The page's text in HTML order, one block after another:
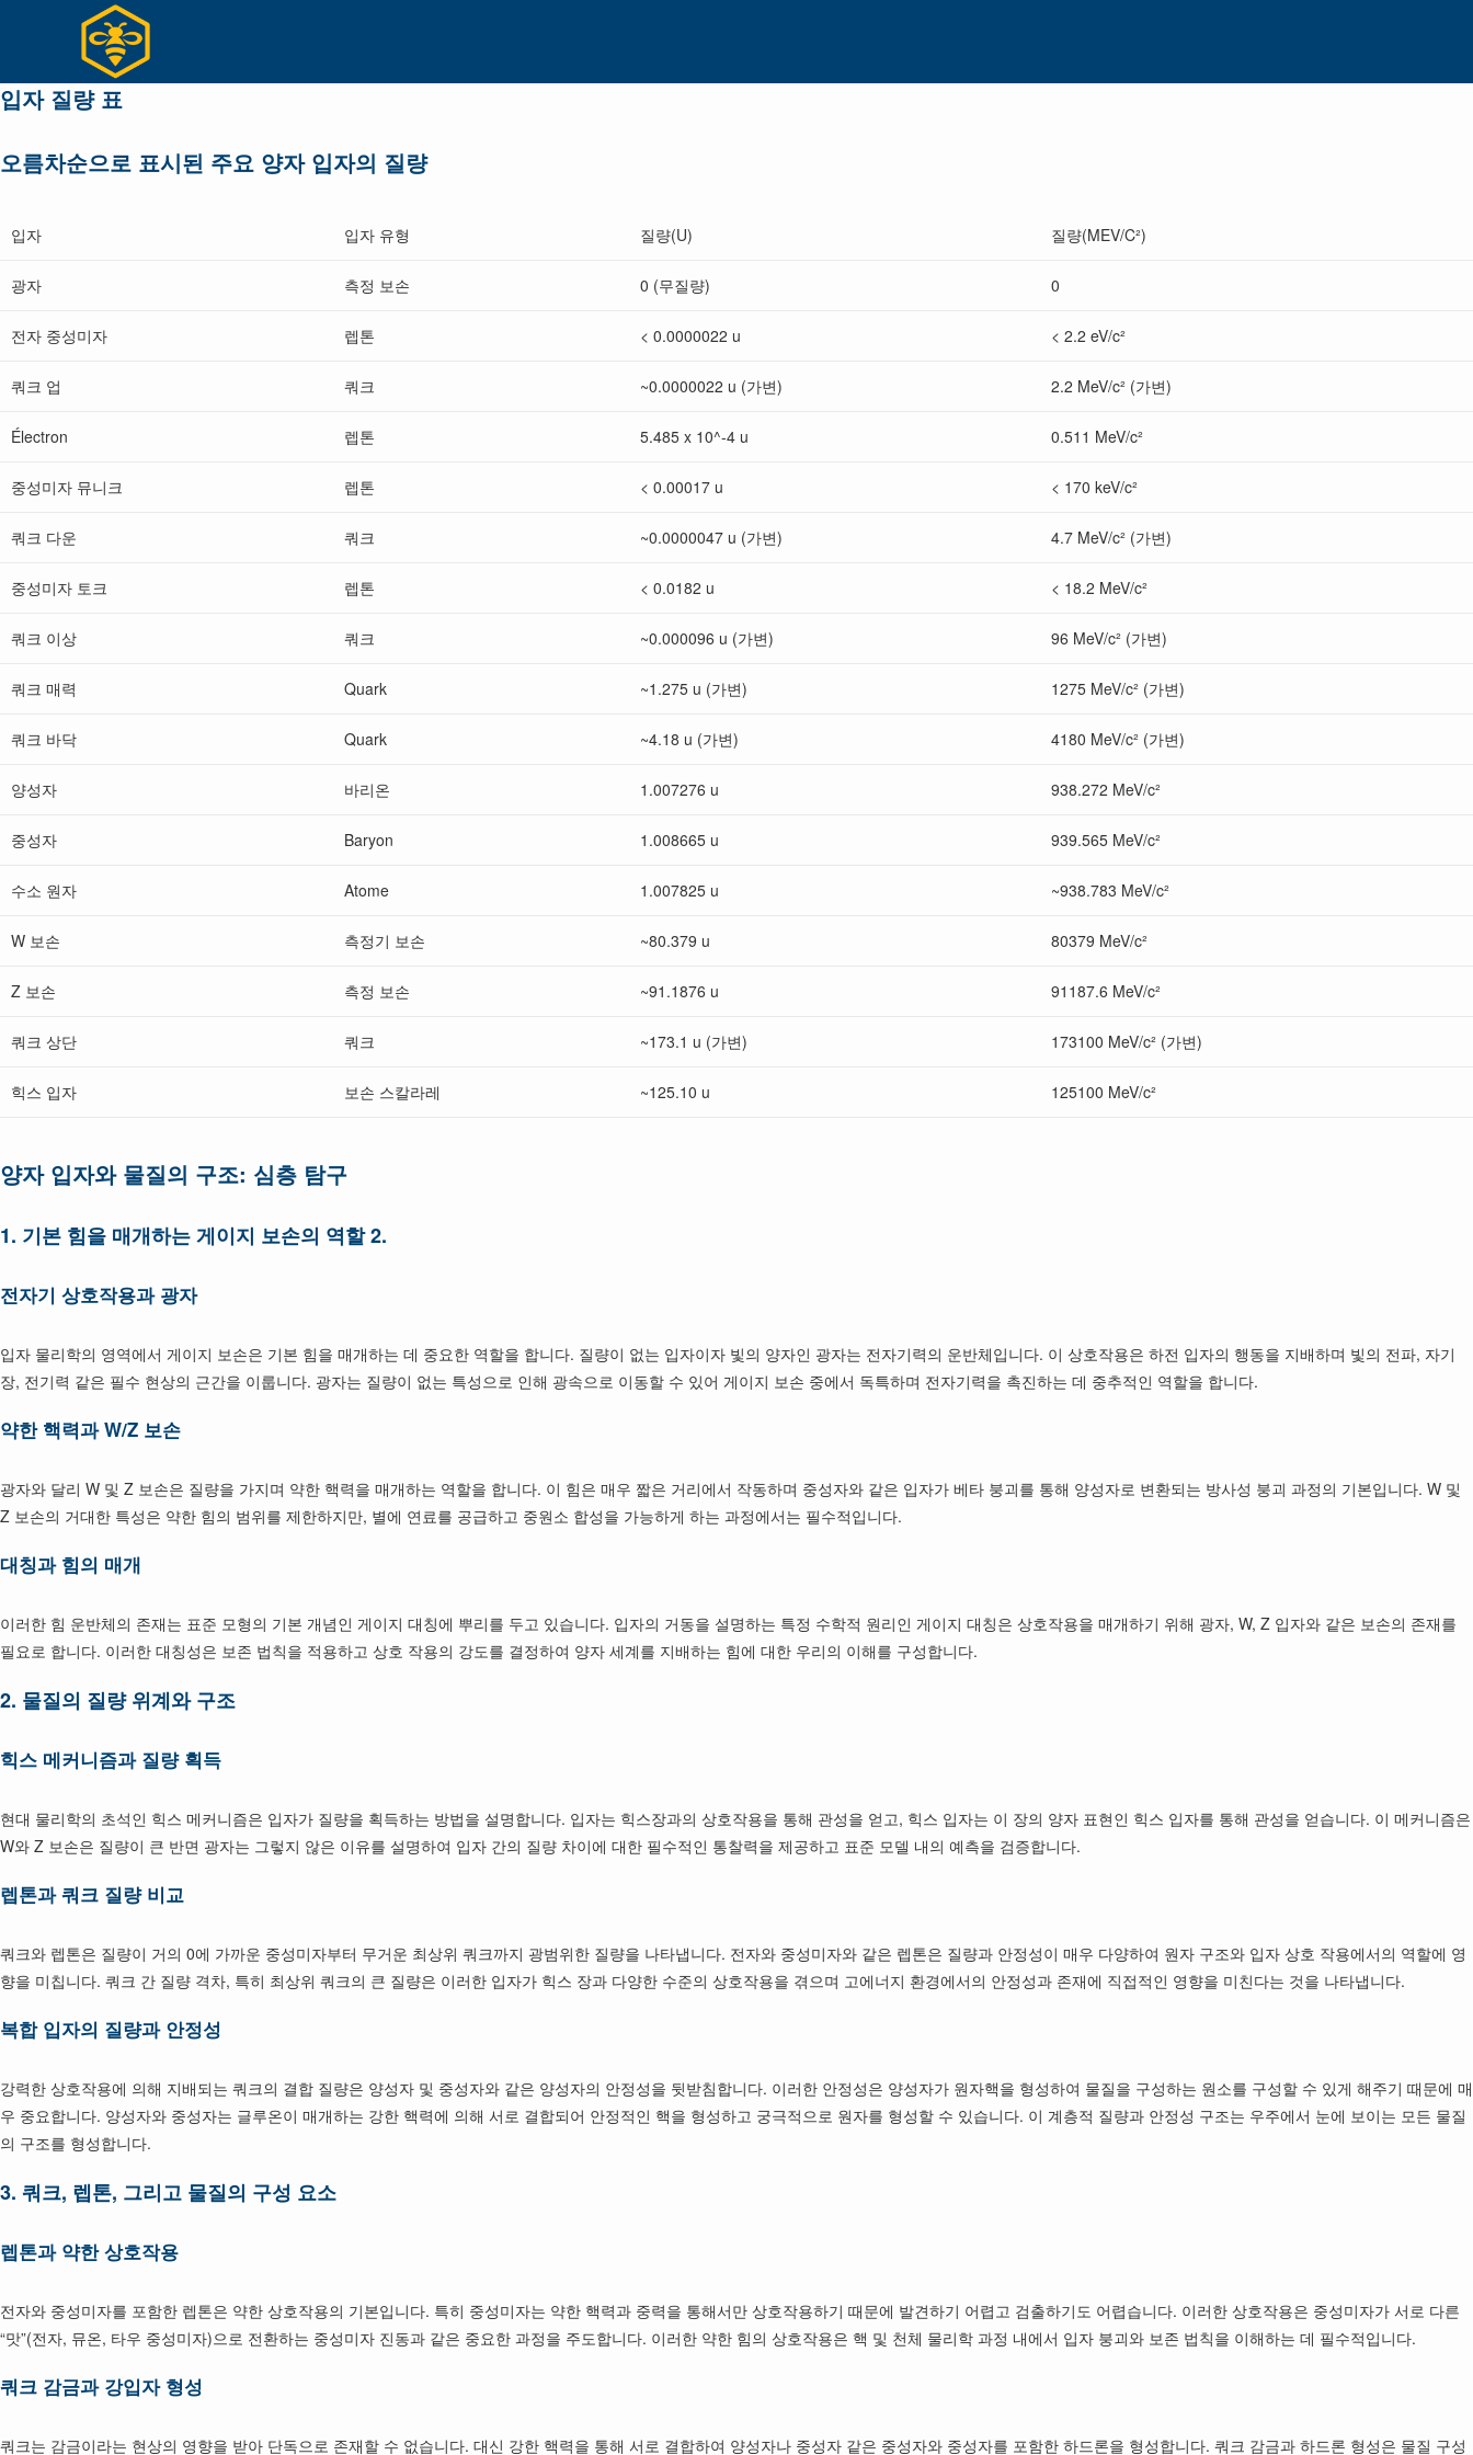
입자 질량 표
오름차순으로 표시된 주요 양자 입자의 질량
입자 입자 유형 질량(U) 질량(MEV/C²)
광자 측정 보손 0 (무질량) 0
전자 중성미자 렙톤 < 0.0000022 u < 2.2 eV/c²
쿼크 업 쿼크 ~0.0000022 u (가변) 2.2 MeV/c² (가변)
Électron 렙톤 5.485 x 10^-4 u 0.511 MeV/c²
중성미자 뮤니크 렙톤 < 0.00017 u < 170 keV/c²
쿼크 다운 쿼크 ~0.0000047 u (가변) 4.7 MeV/c² (가변)
중성미자 토크 렙톤 < 0.0182 u < 18.2 MeV/c²
쿼크 이상 쿼크 ~0.000096 u (가변) 96 MeV/c² (가변)
쿼크 매력 Quark ~1.275 u (가변) 1275 MeV/c² (가변)
쿼크 바닥 Quark ~4.18 u (가변) 4180 MeV/c² (가변)
양성자 바리온 1.007276 u 938.272 MeV/c²
중성자 Baryon 1.008665 u 939.565 MeV/c²
수소 원자 Atome 1.007825 u ~938.783 MeV/c²
W 보손 측정기 보손 ~80.379 u 80379 MeV/c²
Z 보손 측정 보손 ~91.1876 u 91187.6 MeV/c²
쿼크 상단 쿼크 ~173.1 u (가변) 173100 MeV/c² (가변)
힉스 입자 보손 스칼라레 ~125.10 u 125100 MeV/c²
양자 입자와 물질의 구조: 심층 탐구
1. 기본 힘을 매개하는 게이지 보손의 역할 2.
전자기 상호작용과 광자
입자 물리학의 영역에서 게이지 보손은 기본 힘을 매개하는 데 중요한 역할을 합니다. 질량이 없는 입자이자 빛의 양자인 광자는 전자기력의 운반체입니다. 이 상호작용은 하전 입자의 행동을 지배하며 빛의 전파, 자기
장, 전기력 같은 필수 현상의 근간을 이룹니다. 광자는 질량이 없는 특성으로 인해 광속으로 이동할 수 있어 게이지 보손 중에서 독특하며 전자기력을 촉진하는 데 중추적인 역할을 합니다.
약한 핵력과 W/Z 보손
광자와 달리 W 및 Z 보손은 질량을 가지며 약한 핵력을 매개하는 역할을 합니다. 이 힘은 매우 짧은 거리에서 작동하며 중성자와 같은 입자가 베타 붕괴를 통해 양성자로 변환되는 방사성 붕괴 과정의 기본입니다. W 및
Z 보손의 거대한 특성은 약한 힘의 범위를 제한하지만, 별에 연료를 공급하고 중원소 합성을 가능하게 하는 과정에서는 필수적입니다.
대칭과 힘의 매개
이러한 힘 운반체의 존재는 표준 모형의 기본 개념인 게이지 대칭에 뿌리를 두고 있습니다. 입자의 거동을 설명하는 특정 수학적 원리인 게이지 대칭은 상호작용을 매개하기 위해 광자, W, Z 입자와 같은 보손의 존재를
필요로 합니다. 이러한 대칭성은 보존 법칙을 적용하고 상호 작용의 강도를 결정하여 양자 세계를 지배하는 힘에 대한 우리의 이해를 구성합니다.
2. 물질의 질량 위계와 구조
힉스 메커니즘과 질량 획득
현대 물리학의 초석인 힉스 메커니즘은 입자가 질량을 획득하는 방법을 설명합니다. 입자는 힉스장과의 상호작용을 통해 관성을 얻고, 힉스 입자는 이 장의 양자 표현인 힉스 입자를 통해 관성을 얻습니다. 이 메커니즘은
W와 Z 보손은 질량이 큰 반면 광자는 그렇지 않은 이유를 설명하여 입자 간의 질량 차이에 대한 필수적인 통찰력을 제공하고 표준 모델 내의 예측을 검증합니다.
렙톤과 쿼크 질량 비교
쿼크와 렙톤은 질량이 거의 0에 가까운 중성미자부터 무거운 최상위 쿼크까지 광범위한 질량을 나타냅니다. 전자와 중성미자와 같은 렙톤은 질량과 안정성이 매우 다양하여 원자 구조와 입자 상호 작용에서의 역할에 영
향을 미칩니다. 쿼크 간 질량 격차, 특히 최상위 쿼크의 큰 질량은 이러한 입자가 힉스 장과 다양한 수준의 상호작용을 겪으며 고에너지 환경에서의 안정성과 존재에 직접적인 영향을 미친다는 것을 나타냅니다.
복합 입자의 질량과 안정성
강력한 상호작용에 의해 지배되는 쿼크의 결합 질량은 양성자 및 중성자와 같은 양성자의 안정성을 뒷받침합니다. 이러한 안정성은 양성자가 원자핵을 형성하여 물질을 구성하는 원소를 구성할 수 있게 해주기 때문에 매
우 중요합니다. 양성자와 중성자는 글루온이 매개하는 강한 핵력에 의해 서로 결합되어 안정적인 핵을 형성하고 궁극적으로 원자를 형성할 수 있습니다. 이 계층적 질량과 안정성 구조는 우주에서 눈에 보이는 모든 물질
의 구조를 형성합니다.
3. 쿼크, 렙톤, 그리고 물질의 구성 요소
렙톤과 약한 상호작용
전자와 중성미자를 포함한 렙톤은 약한 상호작용의 기본입니다. 특히 중성미자는 약한 핵력과 중력을 통해서만 상호작용하기 때문에 발견하기 어렵고 검출하기도 어렵습니다. 이러한 상호작용은 중성미자가 서로 다른
“맛”(전자, 뮤온, 타우 중성미자)으로 전환하는 중성미자 진동과 같은 중요한 과정을 주도합니다. 이러한 약한 힘의 상호작용은 핵 및 천체 물리학 과정 내에서 입자 붕괴와 보존 법칙을 이해하는 데 필수적입니다.
쿼크 감금과 강입자 형성
쿼크는 감금이라는 현상의 영향을 받아 단독으로 존재할 수 없습니다. 대신 강한 핵력을 통해 서로 결합하여 양성자나 중성자 같은 중성자와 중성자를 포함한 하드론을 형성합니다. 쿼크 감금과 하드론 형성은 물질 구성